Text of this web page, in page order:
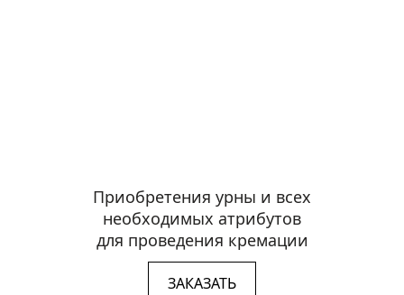
Приобретения урны и всех
необходимых атрибутов
для проведения кремации
ЗАКАЗАТЬ